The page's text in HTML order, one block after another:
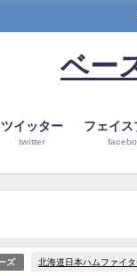
ベー
ツイッター
twitter
フェイス
ズ 北海道日本ハムファイ